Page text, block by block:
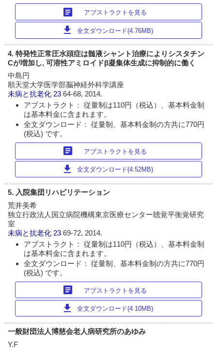
article アブストラクトを見る
download 全文ダウンロード(4.76MB)
4. 特発性正常圧水頭症は髄液シャント治療によりシスタチン
Cが増加し, 可溶性アミロイドβ凝集体生成に抑制的に働く
中島円
順天堂大学医学部脳神経外科学講座
未病と抗老化 2364-68, 2014.
アブストラクト： 従量制は110円（税込）、基本料金制
は基本料金に含まれます。
全文ダウンロード： 従量制、基本料金制の方共に770円
(税込) です。
article アブストラクトを見る
download 全文ダウンロード(4.52MB)
5. 入院集団リハビリテーション
荒井美希
独立行政法人国立病院機構東京医療センター聴覚平衡覚研究
室
未病と抗老化 2369-72, 2014.
アブストラクト： 従量制は110円（税込）、基本料金制
は基本料金に含まれます。
全文ダウンロード： 従量制、基本料金制の方共に770円
(税込) です。
article アブストラクトを見る
download 全文ダウンロード(4.10MB)
一般財団法人博慈会老人病研究所のあゆみ
Y.F